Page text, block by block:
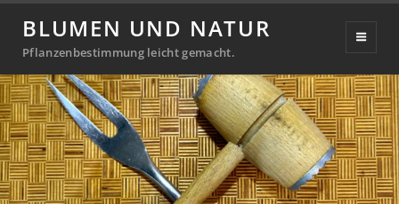
BLUMEN UND NATUR
Pflanzenbestimmung leicht gemacht.
Kochen mit BlumenNatur